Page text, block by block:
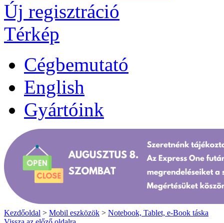
Új regisztráció
Térkép
Cégbemutató
English
Gyártóink
Kezdőoldal > Mobil eszközök > Notebook, Tablet, e-Book táska